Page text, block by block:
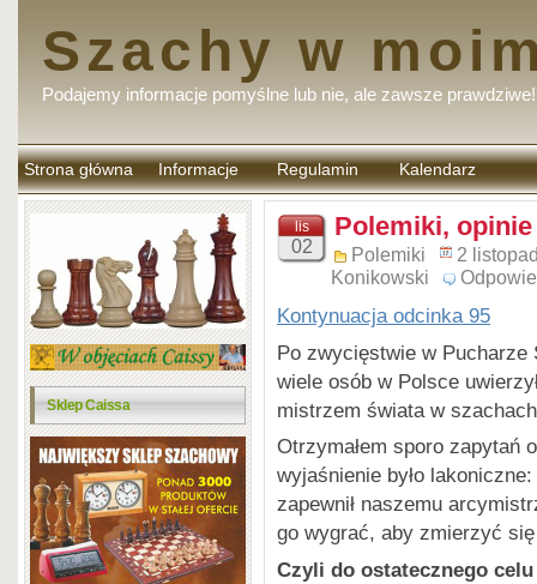
Szachy w
Podajemy informacje pomyślne lub nie, ale zawsze prawdziwe!
Strona główna Informacje Regulamin
komentarzy
Kalendarz
Sklep Caissa
lis
02
Polemiki, opinie
Polemiki
2
Konikowski
Kontynuacja odcinka 95
Po zwycięstwie w
wiele osób w Polsce
mistrzem świata w
Otrzymałem sporo zapytań
wyjaśnienie było
zapewnił naszemu
go wygrać, aby zmierzyć
Czyli do ostatecznego